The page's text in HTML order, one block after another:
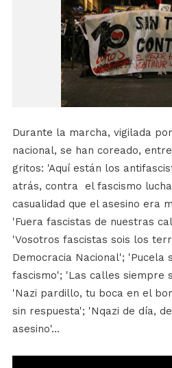
Durante la marcha, vigilada
nacional, se han coreado,
gritos: 'Aquí están los
atrás, contra el fascismo lucha
casualidad que el asesino era
'Fuera fascistas de nuestras
'Vosotros fascistas sois los
Democracia Nacional'; 'Pucela
fascismo'; 'Las calles siempre
'Nazi pardillo, tu boca en el
sin respuesta'; 'Nqazi de día,
asesino'...